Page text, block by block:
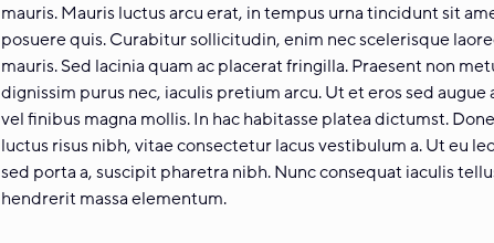
mauris. Mauris luctus arcu erat, in tempus urna tincidunt sit
posuere quis. Curabitur sollicitudin, enim nec scelerisque
mauris. Sed lacinia quam ac placerat fringilla. Praesent non
dignissim purus nec, iaculis pretium arcu. Ut et eros sed
vel finibus magna mollis. In hac habitasse platea dictumst.
luctus risus nibh, vitae consectetur lacus vestibulum a. Ut eu
sed porta a, suscipit pharetra nibh. Nunc consequat iaculis
hendrerit massa elementum.